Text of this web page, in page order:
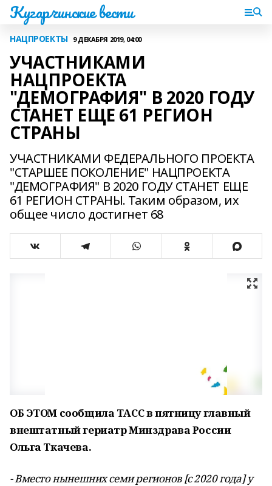
Кугарчинские вести
НАЦПРОЕКТЫ 9 ДЕКАБРЯ 2019, 04:00
УЧАСТНИКАМИ
НАЦПРОЕКТА
"ДЕМОГРАФИЯ" В 2020 ГОДУ
СТАНЕТ ЕЩЕ 61 РЕГИОН
СТРАНЫ
УЧАСТНИКАМИ ФЕДЕРАЛЬНОГО ПРОЕКТА
"СТАРШЕЕ ПОКОЛЕНИЕ" НАЦПРОЕКТА
"ДЕМОГРАФИЯ" В 2020 ГОДУ СТАНЕТ ЕЩЕ
61 РЕГИОН СТРАНЫ. Таким образом, их
общее число достигнет 68
ОБ ЭТОМ сообщила ТАСС в пятницу главный
внештатный гериатр Минздрава России
Ольга Ткачева.
- Вместо нынешних семи регионов [с 2020 года] у